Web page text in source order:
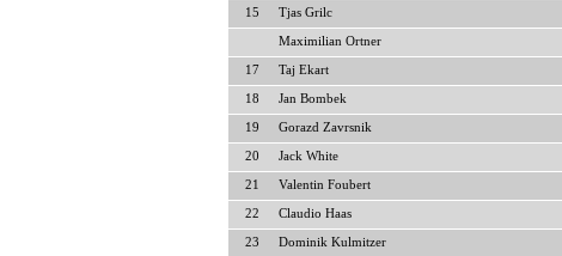
15 Tjas Grilc
Maximilian Ortner
17 Taj Ekart
18 Jan Bombek
19 Gorazd Zavrsnik
20 Jack White
21 Valentin Foubert
22 Claudio Haas
23 Dominik Kulmitzer